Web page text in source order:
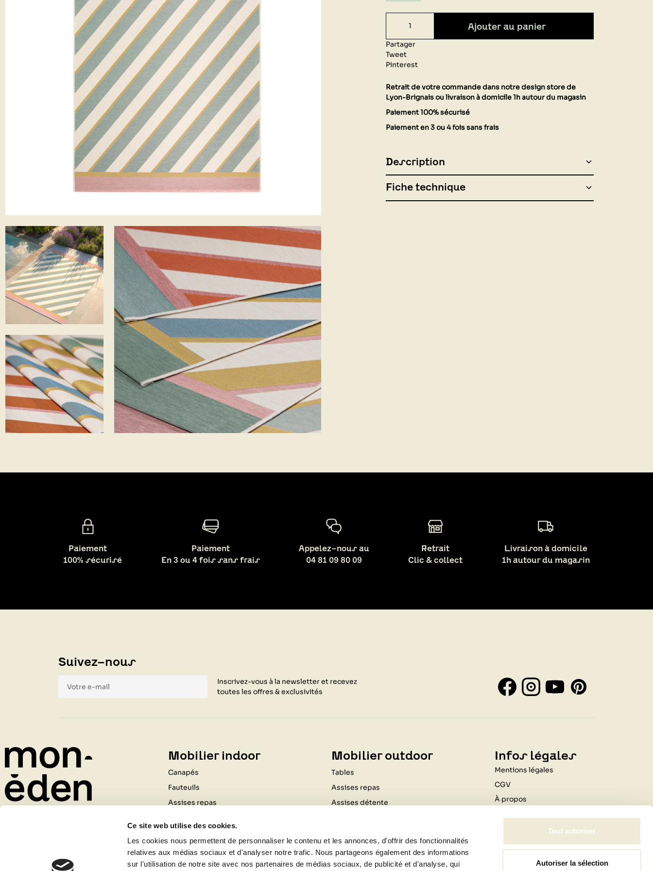
Ce site web utilise des cookies.
Les cookies nous permettent de personnaliser le contenu et les annonces, d'offrir des fonctionnalités
relatives aux médias sociaux et d'analyser notre trafic. Nous partageons également des informations
sur l'utilisation de notre site avec nos partenaires de médias sociaux, de publicité et d'analyse, qui
Tout autoriser
Autoriser la sélection
Ajouter au panier
Partager
Tweet
Pinterest
Retrait de votre commande dans notre design store de
Lyon-Brignais ou livraison à domicile 1h autour du magasin
Paiement 100% sécurisé
Paiement en 3 ou 4 fois sans frais
Description
Fiche technique
Paiement
100% sécurisé
Paiement
En 3 ou 4 fois sans frais
Appelez-nous au
04 81 09 80 09
Retrait
Clic & collect
Livraison à domicile
1h autour du magasin
Suivez-nous
Inscrivez-vous à la newsletter et recevez
toutes les offres & exclusivités
04 81 09 80 09
Mobilier indoor
Canapés
Fauteuils
Assises repas
Bureaux
Luminaires
Mobilier outdoor
Tables
Assises repas
Assises détente
Cuisine d'extérieur
Infos légales
Mentions légales
CGV
À propos
Professionnels